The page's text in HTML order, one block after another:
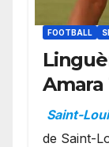
FOOTBALL
Saint-
de Saint-